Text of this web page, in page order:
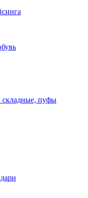
складные, пуфы